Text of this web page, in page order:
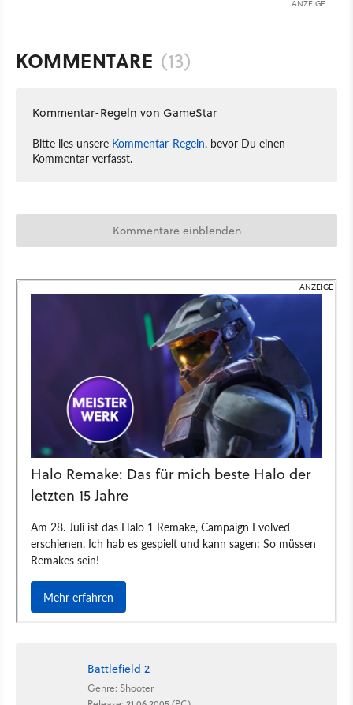
ANZEIGE
KOMMENTARE (13)
Kommentar-Regeln von GameStar
Bitte lies unsere Kommentar-Regeln, bevor Du einen
Kommentar verfasst.
Kommentare einblenden
Battlefield 2
Genre: Shooter